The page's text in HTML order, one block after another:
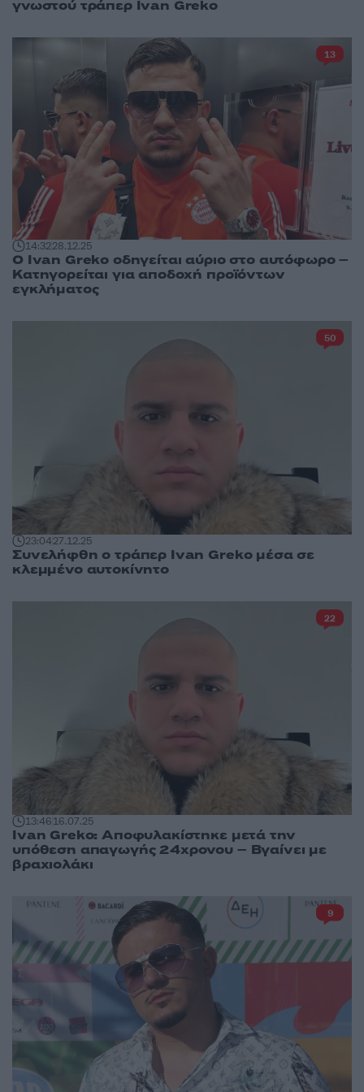
γνωστού τράπερ Ivan Greko
14:3228.12.25
Ο Ivan Greko οδηγείται αύριο στο αυτόφωρο –
Κατηγορείται για αποδοχή προϊόντων
εγκλήματος
13
23:0427.12.25
Συνελήφθη ο τράπερ Ivan Greko μέσα σε
κλεμμένο αυτοκίνητο
50
13:4616.07.25
Ivan Greko: Αποφυλακίστηκε μετά την
υπόθεση απαγωγής 24χρονου – Βγαίνει με
βραχιολάκι
22
9